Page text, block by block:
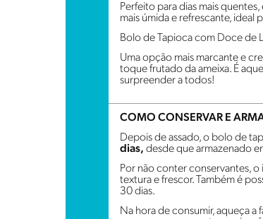
Perfeito para dias mais quentes,
mais úmida e refrescante, ideal
Bolo de Tapioca com Doce de
Uma opção mais marcante e
toque frutado da ameixa. É
surpreender a todos!
COMO CONSERVAR E
Depois de assado, o bolo de
dias, desde que armazenado
Por não conter conservantes, o
textura e frescor. Também é
30 dias.
Na hora de consumir, aqueça